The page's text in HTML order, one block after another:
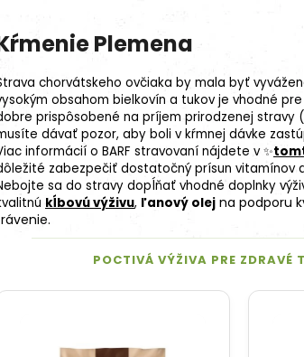
Plemena
chorvátskeho ovčiaka by mala byť
obsahom bielkovín a tukov je vhodné
prispôsobené na príjem prirodzenej stravy (
dávať pozor, aby boli v kŕmnej dávke
informácií o BARF stravovaní nájdete v ✨
zabezpečiť dostatočný prísun vitamínov
sa do stravy dopĺňať vhodné doplnky
kĺbovú výživu, ľanový olej na podporu